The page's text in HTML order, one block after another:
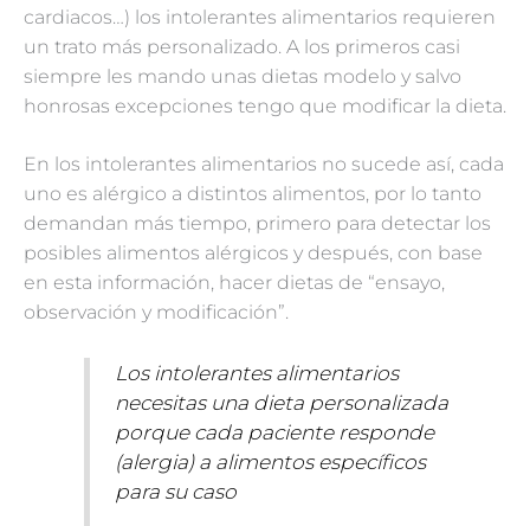
cardiacos…) los intolerantes alimentarios requieren
un trato más personalizado. A los primeros casi
siempre les mando unas dietas modelo y salvo
honrosas excepciones tengo que modificar la dieta.
En los intolerantes alimentarios no sucede así, cada
uno es alérgico a distintos alimentos, por lo tanto
demandan más tiempo, primero para detectar los
posibles alimentos alérgicos y después, con base
en esta información, hacer dietas de “ensayo,
observación y modificación”.
Los intolerantes alimentarios
necesitas una dieta personalizada
porque cada paciente responde
(alergia) a alimentos específicos
para su caso